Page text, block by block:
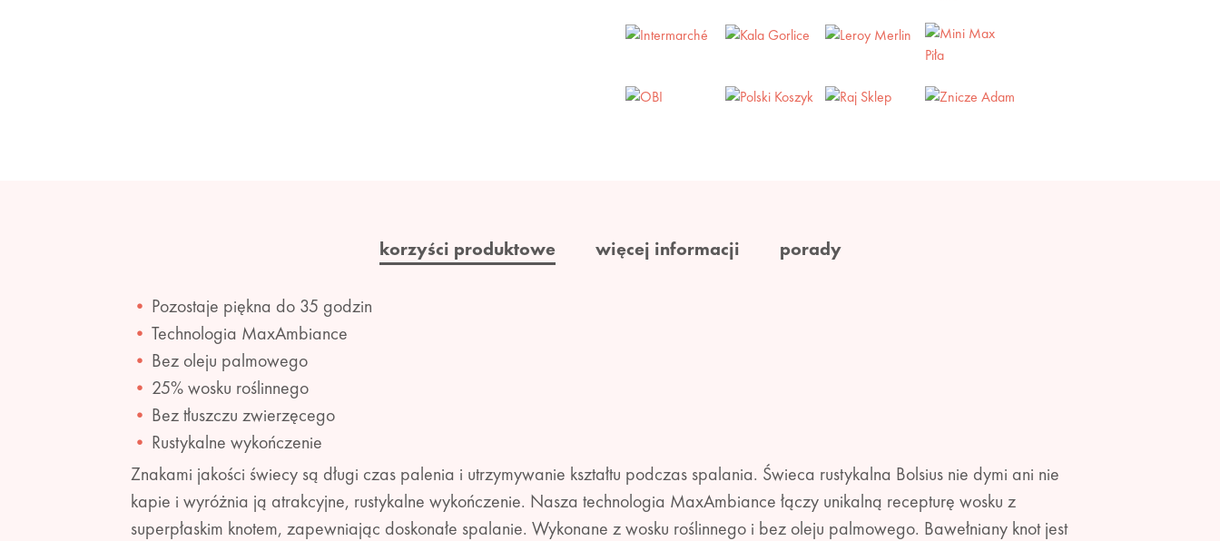
korzyści produktowe więcej informacji porady
Pozostaje piękna do 35 godzin
Technologia MaxAmbiance
Bez oleju palmowego
25% wosku roślinnego
Bez tłuszczu zwierzęcego
Rustykalne wykończenie
Znakami jakości świecy są długi czas palenia i utrzymywanie kształtu podczas spalania. Świeca rustykalna Bolsius nie dymi ani nie
kapie i wyróżnia ją atrakcyjne, rustykalne wykończenie. Nasza technologia MaxAmbiance łączy unikalną recepturę wosku z
superpłaskim knotem, zapewniając doskonałe spalanie. Wykonane z wosku roślinnego i bez oleju palmowego. Bawełniany knot jest